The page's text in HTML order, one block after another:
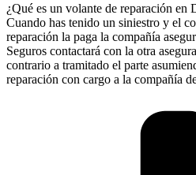
¿Qué es un volante de reparación en
Cuando has tenido un siniestro y el
reparación la paga la compañía
Seguros contactará con la otra
contrario a tramitado el parte
reparación con cargo a la compañía